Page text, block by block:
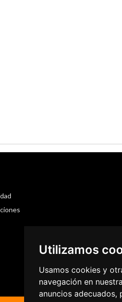
Utilizamos
Usamos cookies y
navegación en
anuncios